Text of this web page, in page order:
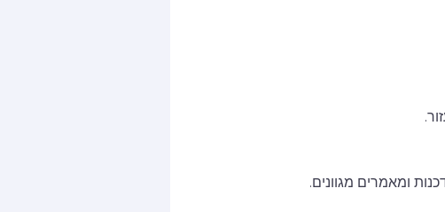
ומאמרים מגוונים.